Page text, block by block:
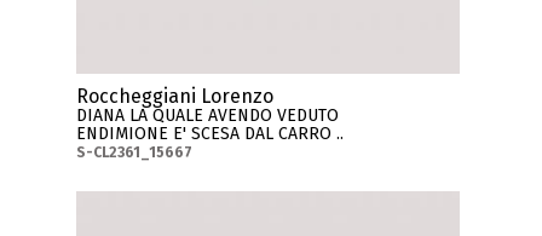
Roccheggiani Lorenzo
DIANA LA QUALE AVENDO VEDUTO
ENDIMIONE E' SCESA DAL CARRO ..
S-CL2361_15667